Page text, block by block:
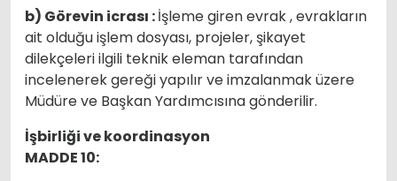
b) Görevin icrası :İşleme giren evrak , evrakların
ait olduğu işlem dosyası, projeler, şikayet
dilekçeleri ilgili teknik eleman tarafından
incelenerek gereği yapılır ve imzalanmak üzere
Müdüre ve Başkan Yardımcısına gönderilir.
İşbirliği ve koordinasyon
MADDE 10: